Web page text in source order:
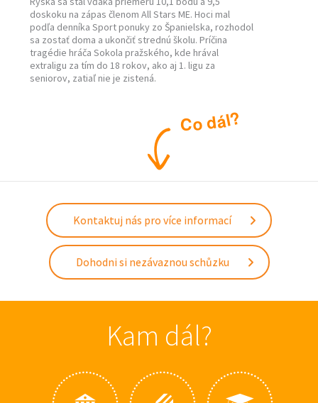
doskoku na zápas členom All Stars ME. Hoci mal
podľa denníka Sport ponuky zo Španielska, rozhodol
sa zostať doma a ukončiť strednú školu. Príčina
tragédie hráča Sokola pražského, kde hrával
extraligu za tím do 18 rokov, ako aj 1. ligu za
seniorov, zatiaľ nie je zistená.
Co dál?
Kontaktuj nás pro více informací
Dohodni si nezávaznou schůzku
Kam dál?